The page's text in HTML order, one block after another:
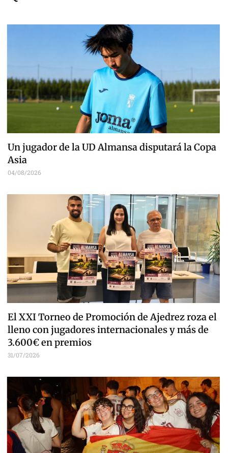
Un jugador de la UD Almansa disputará la Copa
Asia
04/08/2026
El XXI Torneo de Promoción de Ajedrez roza el
lleno con jugadores internacionales y más de
3.600€ en premios
31/07/2026